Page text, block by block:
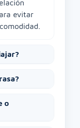
evitar
o